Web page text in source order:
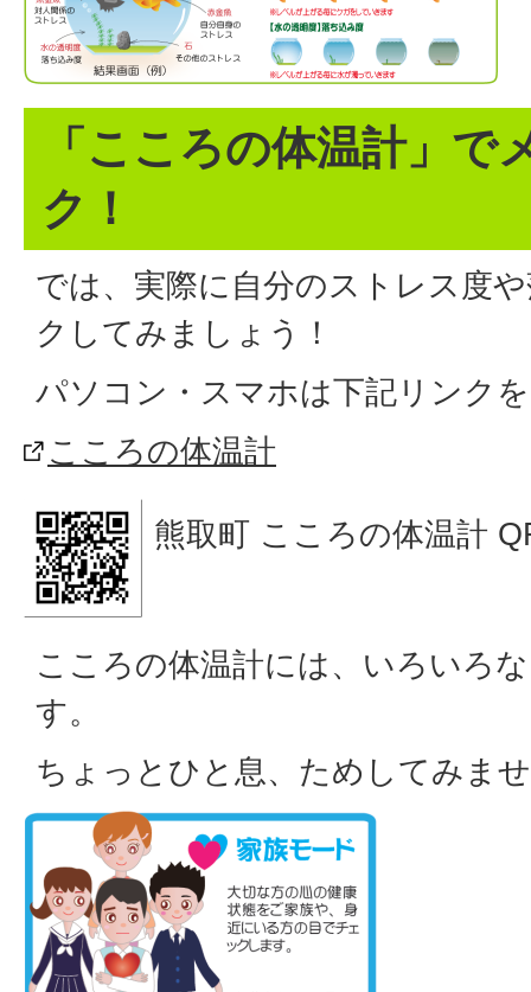
「こころの体温計」で
ク！
では、実際に自分のストレス度
クしてみましょう！
パソコン・スマホは下記リンク
こころの体温計
熊取町 こころの体温計
こころの体温計には、いろいろ
す。
ちょっとひと息、ためしてみま